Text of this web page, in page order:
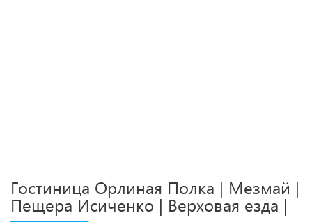
Гостиница Орлиная Полка | Мезмай |
Пещера Исиченко | Верховая езда |